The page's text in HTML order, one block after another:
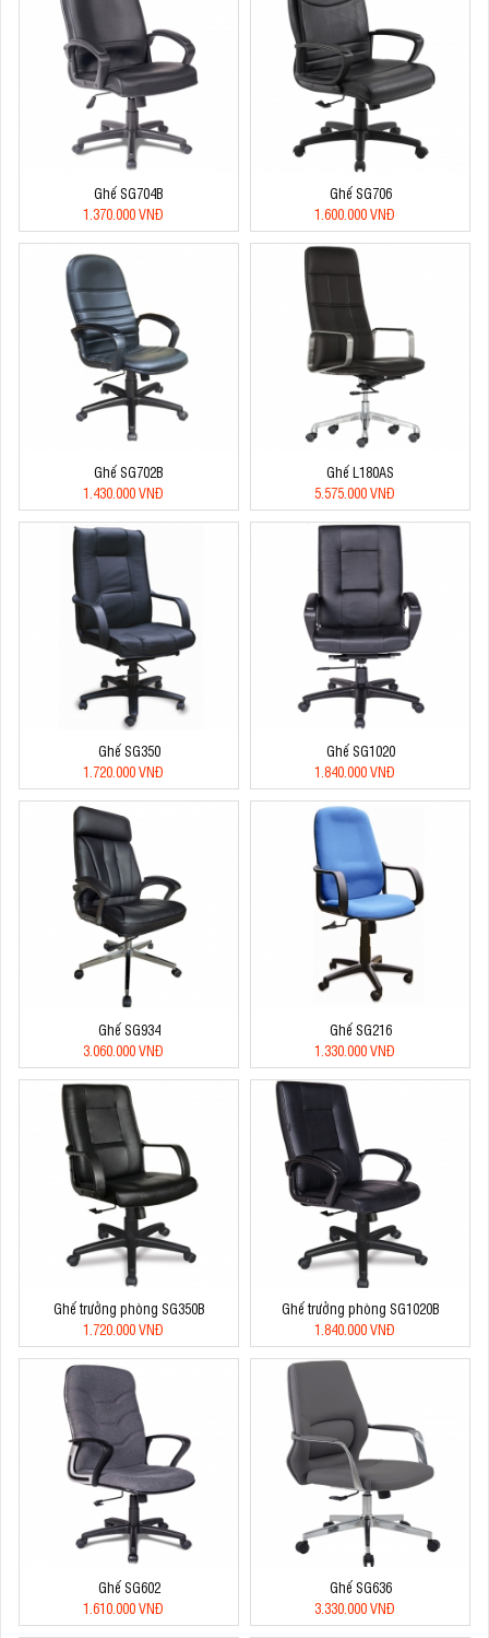
Ghế SG704B
1.370.000 VNĐ
Ghế SG706
1.600.000 VNĐ
Ghế SG702B
1.430.000 VNĐ
Ghế L180AS
5.575.000 VNĐ
Ghế SG350
1.720.000 VNĐ
Ghế SG1020
1.840.000 VNĐ
Ghế SG934
3.060.000 VNĐ
Ghế SG216
1.330.000 VNĐ
Ghế trưởng phòng SG350B
1.720.000 VNĐ
Ghế trưởng phòng SG1020B
1.840.000 VNĐ
Ghế SG602
1.610.000 VNĐ
Ghế SG636
3.330.000 VNĐ